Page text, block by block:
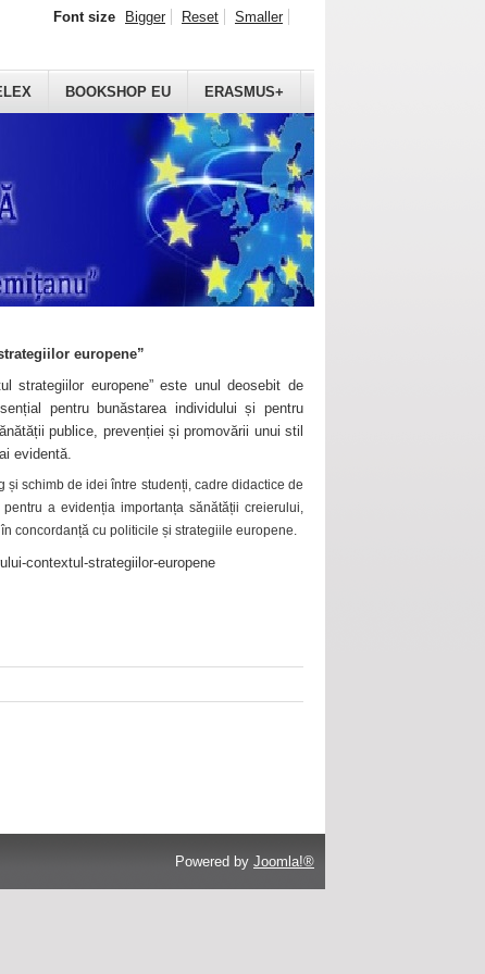
BOOKSHOP EU ERASMUS+
Font size Bigger Reset Smaller
europene”
strategiilor europene” este unul deosebit de
pentru bunăstarea individului și pentru
publice, prevenției și promovării unui stil
evidentă.
schimb de idei între studenți, cadre didactice de
a evidenția importanța sănătății creierului,
concordanță cu politicile și strategiile europene.
contextul-strategiilor-europene
Powered by Joomla!®